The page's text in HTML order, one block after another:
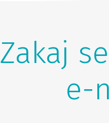
Zakaj
e-